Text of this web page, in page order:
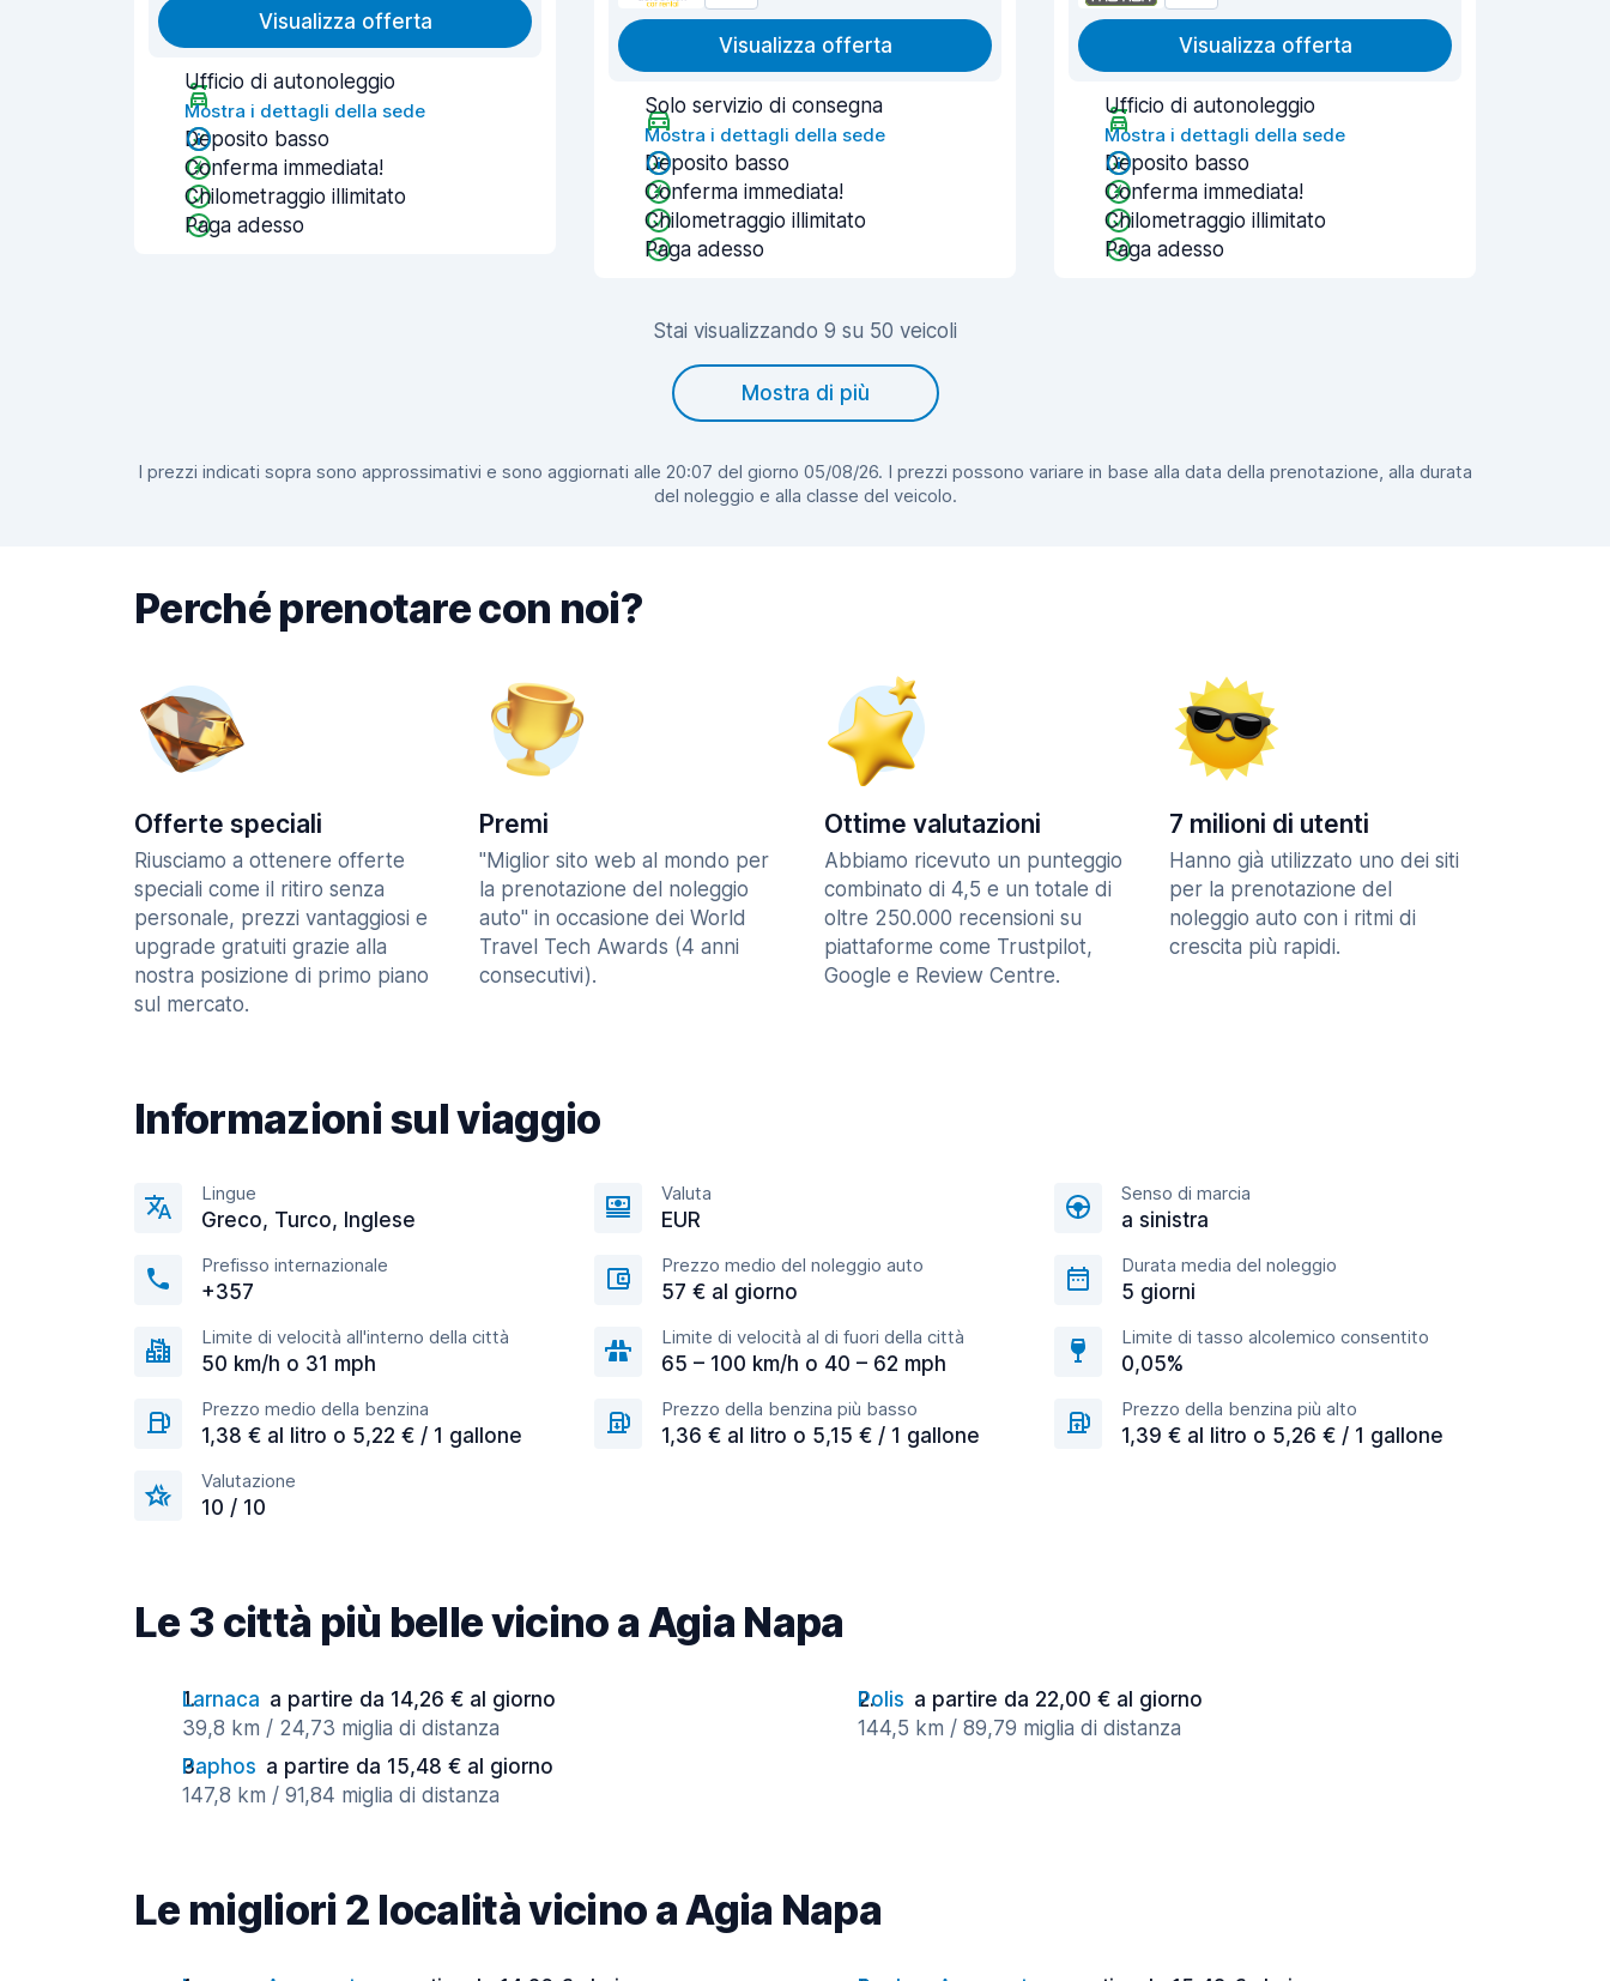
Visualizza offerta
Ufficio di autonoleggio
Mostra i dettagli della sede
Deposito basso
Conferma immediata!
Chilometraggio illimitato
Paga adesso
Visualizza offerta
Solo servizio di consegna
Mostra i dettagli della sede
Deposito basso
Conferma immediata!
Chilometraggio illimitato
Paga adesso
Visualizza offerta
Ufficio di autonoleggio
Mostra i dettagli della sede
Deposito basso
Conferma immediata!
Chilometraggio illimitato
Paga adesso
Stai visualizzando 9 su 50 veicoli
Mostra di più
I prezzi indicati sopra sono approssimativi e sono aggiornati alle 20:07 del giorno 05/08/26. I prezzi possono variare in base alla data della prenotazione, alla durata
del noleggio e alla classe del veicolo.
Perché prenotare con noi?
Offerte speciali
Riusciamo a ottenere offerte
speciali come il ritiro senza
personale, prezzi vantaggiosi e
upgrade gratuiti grazie alla
nostra posizione di primo piano
sul mercato.
Premi
"Miglior sito web al mondo per
la prenotazione del noleggio
auto" in occasione dei World
Travel Tech Awards (4 anni
consecutivi).
Ottime valutazioni
Abbiamo ricevuto un punteggio
combinato di 4,5 e un totale di
oltre 250.000 recensioni su
piattaforme come Trustpilot,
Google e Review Centre.
7 milioni di utenti
Hanno già utilizzato uno dei siti
per la prenotazione del
noleggio auto con i ritmi di
crescita più rapidi.
Informazioni sul viaggio
Lingue
Greco, Turco, Inglese
Valuta
EUR
Senso di marcia
a sinistra
Prefisso internazionale
+357
Prezzo medio del noleggio auto
57 € al giorno
Durata media del noleggio
5 giorni
Limite di velocità all'interno della città
50 km/h o 31 mph
Limite di velocità al di fuori della città
65 – 100 km/h o 40 – 62 mph
Limite di tasso alcolemico consentito
0,05%
Prezzo medio della benzina
1,38 € al litro o 5,22 € / 1 gallone
Prezzo della benzina più basso
1,36 € al litro o 5,15 € / 1 gallone
Prezzo della benzina più alto
1,39 € al litro o 5,26 € / 1 gallone
Valutazione
10 / 10
Le 3 città più belle vicino a Agia Napa
Larnaca a partire da 14,26 € al giorno
39,8 km / 24,73 miglia di distanza
Polis a partire da 22,00 € al giorno
144,5 km / 89,79 miglia di distanza
Paphos a partire da 15,48 € al giorno
147,8 km / 91,84 miglia di distanza
Le migliori 2 località vicino a Agia Napa